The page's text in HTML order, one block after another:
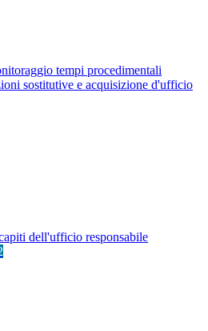
tempi procedimentali
sostitutive e acquisizione d'ufficio
dell'ufficio responsabile